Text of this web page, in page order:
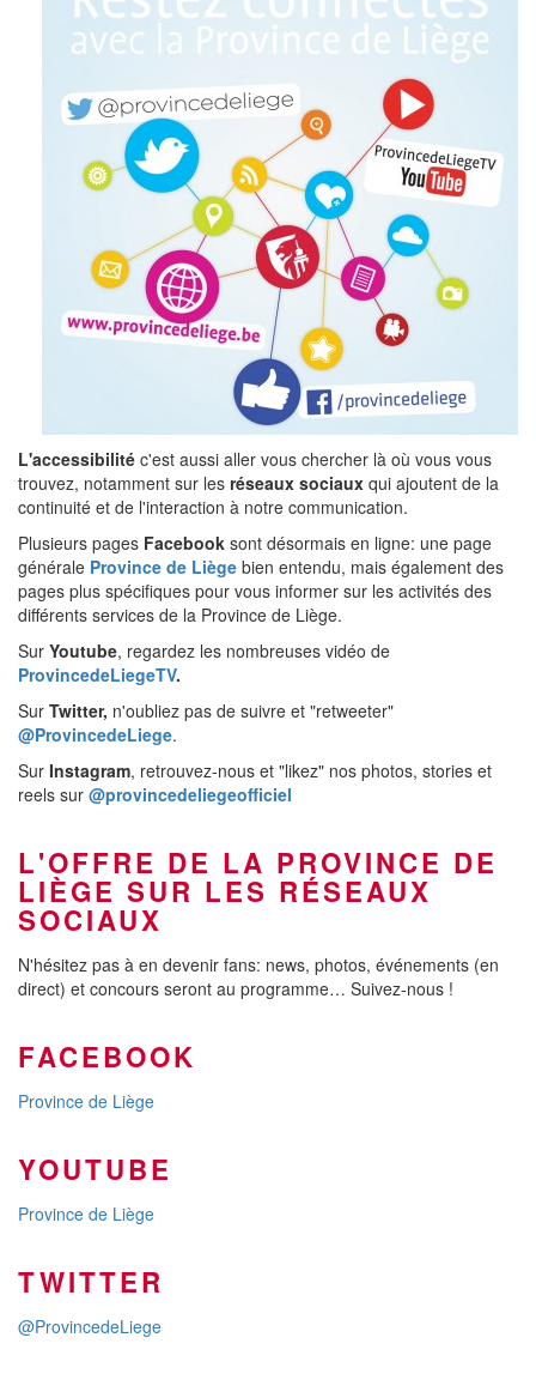
L'accessibilité c'est aussi aller vous chercher là où vous vous
trouvez, notamment sur les réseaux sociaux qui ajoutent de la
continuité et de l'interaction à notre communication.
Plusieurs pages Facebook sont désormais en ligne: une page
générale Province de Liège bien entendu, mais également des
pages plus spécifiques pour vous informer sur les activités des
différents services de la Province de Liège.
Sur Youtube, regardez les nombreuses vidéo de
ProvincedeLiegeTV.
Sur Twitter, n'oubliez pas de suivre et "retweeter"
@ProvincedeLiege.
Sur Instagram, retrouvez-nous et "likez" nos photos, stories et
reels sur @provincedeliegeofficiel
L'OFFRE DE LA PROVINCE DE
LIÈGE SUR LES RÉSEAUX
SOCIAUX
N'hésitez pas à en devenir fans: news, photos, événements (en
direct) et concours seront au programme… Suivez-nous !
FACEBOOK
Province de Liège
YOUTUBE
Province de Liège
TWITTER
@ProvincedeLiege